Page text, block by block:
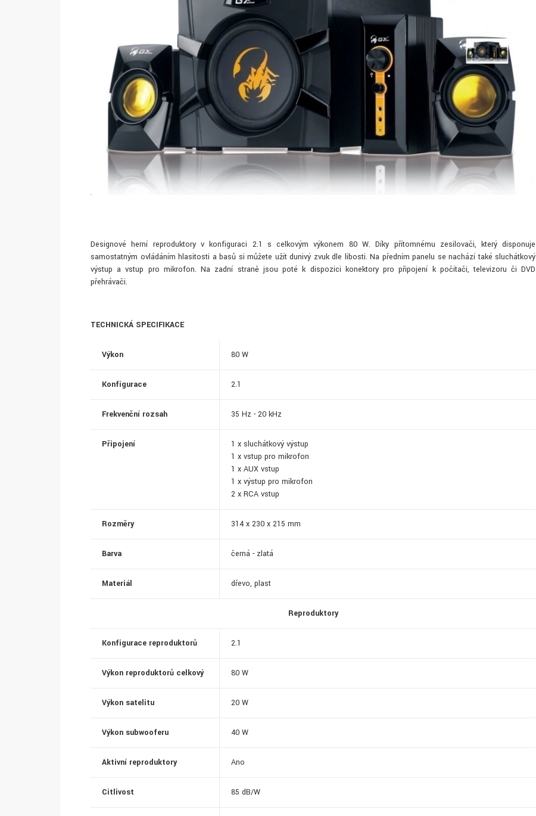
Designové herní reproduktory v konfiguraci 2.1 s celkovým výkonem 80 W. Díky přítomnému zesilovači, který disponuje
samostatným ovládáním hlasitosti a basů si můžete užít dunivý zvuk dle libosti. Na předním panelu se nachází také sluchátkový
výstup a vstup pro mikrofon. Na zadní straně jsou poté k dispozici konektory pro připojení k počítači, televizoru či DVD
přehrávači.
TECHNICKÁ SPECIFIKACE
Výkon 80 W
Konfigurace 2.1
Frekvenční rozsah 35 Hz - 20 kHz
Připojení
1 x sluchátkový výstup
1 x vstup pro mikrofon
1 x AUX vstup
1 x výstup pro mikrofon
2 x RCA vstup
Rozměry 314 x 230 x 215 mm
Barva černá - zlatá
Materiál dřevo, plast
Reproduktory
Konfigurace reproduktorů 2.1
Výkon reproduktorů celkový 80 W
Výkon satelitu 20 W
Výkon subwooferu 40 W
Aktivní reproduktory Ano
Citlivost 85 dB/W